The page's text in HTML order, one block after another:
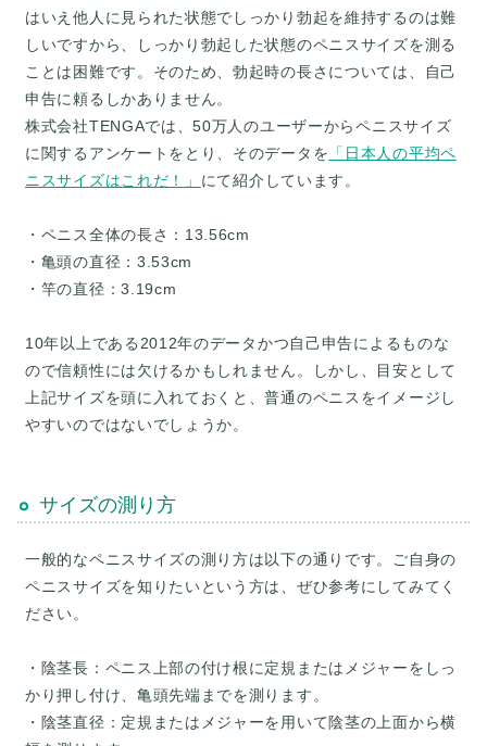
はいえ他人に見られた状態でしっかり勃起を維持するのは難
しいですから、しっかり勃起した状態のペニスサイズを測る
ことは困難です。そのため、勃起時の長さについては、自己
申告に頼るしかありません。
株式会社TENGAでは、50万人のユーザーからペニスサイズ
に関するアンケートをとり、そのデータを 「日本人の平均ペ
ニスサイズはこれだ！」 にて紹介しています。
・ペニス全体の長さ：13.56cm
・亀頭の直径：3.53cm
・竿の直径：3.19cm
10年以上である2012年のデータかつ自己申告によるものな
ので信頼性には欠けるかもしれません。しかし、目安として
上記サイズを頭に入れておくと、普通のペニスをイメージし
やすいのではないでしょうか。
サイズの測り方
一般的なペニスサイズの測り方は以下の通りです。ご自身の
ペニスサイズを知りたいという方は、ぜひ参考にしてみてく
ださい。
・陰茎長：ペニス上部の付け根に定規またはメジャーをしっ
かり押し付け、亀頭先端までを測ります。
・陰茎直径：定規またはメジャーを用いて陰茎の上面から横